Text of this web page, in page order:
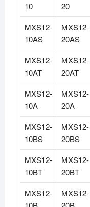
10
20
MXS12-
10AS
MXS12-
20AS
MXS12-
10AT
MXS12-
20AT
MXS12-
10A
MXS12-
20A
MXS12-
10BS
MXS12-
20BS
MXS12-
10BT
MXS12-
20BT
MXS12-
MXS12-